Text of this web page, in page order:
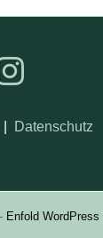
Datenschutz
- Enfold